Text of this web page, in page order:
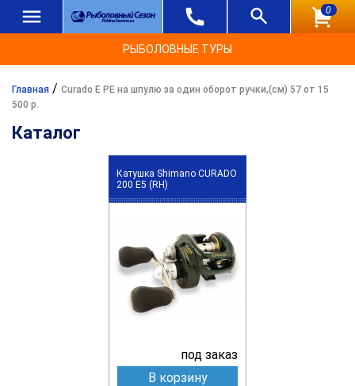
0
РЫБОЛОВНЫЕ ТУРЫ
Главная / Curado E PE на шпулю за один оборот ручки,(см) 57 от 15
500 р.
Каталог
Катушка Shimano CURADO
200 E5 (RH)
под заказ
В корзину